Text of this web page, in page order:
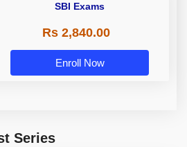
SBI Exams
Rs 2,840.00
Enroll Now
Series